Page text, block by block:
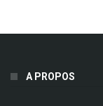
A PROPOS